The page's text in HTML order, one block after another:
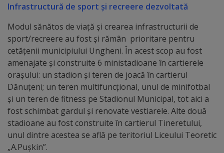
decizii
Decizii
Dispoziții
Regulamente
Rapoarte
Consultări
Infrastructură de sport și recreere dezvoltată
Modul sănătos de viață și crearea infrastructurii de
sport/recreere au fost și rămân prioritare pentru
cetățenii municipiului Ungheni. În acest scop au fost
amenajate și construite 6 ministadioane în cartierele
orașului: un stadion și teren de joacă în cartierul
Dănuțeni; un teren multifuncțional, unul de minifotbal
și un teren de fitness pe Stadionul Municipal, tot aici a
fost schimbat gardul și renovate vestiarele. Alte două
stadioane au fost construite în cartierul Tineretului,
unul dintre acestea se află pe teritoriul Liceului Teoretic
„A.Pușkin”.